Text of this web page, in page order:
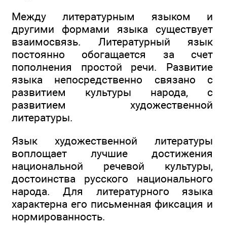
Между литературным языком и
другими формами языка существует
взаимосвязь. Литературный язык
постоянно обогащается за счет
пополнения простой речи. Развитие
языка непосредственно связано с
развитием культуры народа, с
развитием художественной
литературы.
Язык художественной литературы
воплощает лучшие достижения
национальной речевой культуры,
достоинства русского национального
народа. Для литературного языка
характерна его письменная фиксация и
нормированность.